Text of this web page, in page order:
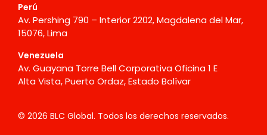
Perú
Av. Pershing 790 – Interior 2202, Magdalena del Mar,
15076, Lima
Venezuela
Av. Guayana Torre Bell Corporativa Oficina 1 E
Alta Vista, Puerto Ordaz, Estado Bolívar
© 2026 BLC Global. Todos los derechos reservados.